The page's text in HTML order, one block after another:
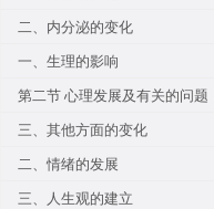
二、内分泌的变化
一、生理的影响
第二节 心理发展及有关的问题
三、其他方面的变化
二、情绪的发展
三、人生观的建立